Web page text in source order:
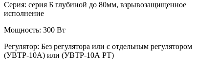
Серия: серия Б глубиной до 80мм, взрывозащищенное
исполнение
Мощность: 300 Вт
Регулятор: Без регулятора или с отдельным регулятором
(УВТР-10А) или (УВТР-10А РТ)